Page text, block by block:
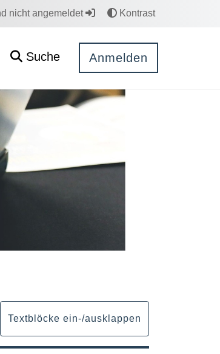
nicht angemeldet Kontrast
Suche Anmelden
Textblöcke ein-/ausklappen